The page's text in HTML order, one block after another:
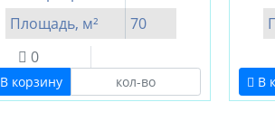
Площадь, м²
70
0
В корзину В